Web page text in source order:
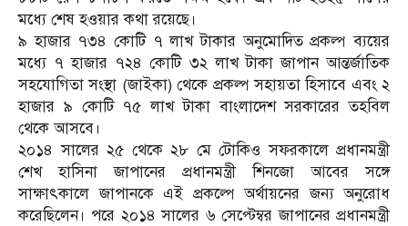
মধ্যে শেষ হওয়ার কথা রয়েছে।
৯ হাজার ৭৩৪ কোটি ৭ লাখ টাকার অনুমোদিত প্রকল্প ব্যয়ের
মধ্যে ৭ হাজার ৭২৪ কোটি ৩২ লাখ টাকা জাপান আন্তর্জাতিক
সহযোগিতা সংস্থা (জাইকা) থেকে প্রকল্প সহায়তা হিসাবে এবং ২
হাজার ৯ কোটি ৭৫ লাখ টাকা বাংলাদেশ সরকারের তহবিল
থেকে আসবে।
২০১৪ সালের ২৫ থেকে ২৮ মে টোকিও সফরকালে প্রধানমন্ত্রী
শেখ হাসিনা জাপানের প্রধানমন্ত্রী শিনজো আবের সঙ্গে
সাক্ষাৎকালে জাপানকে এই প্রকল্পে অর্থায়নের জন্য অনুরোধ
করেছিলেন। পরে ২০১৪ সালের ৬ সেপ্টেম্বর জাপানের প্রধানমন্ত্রী